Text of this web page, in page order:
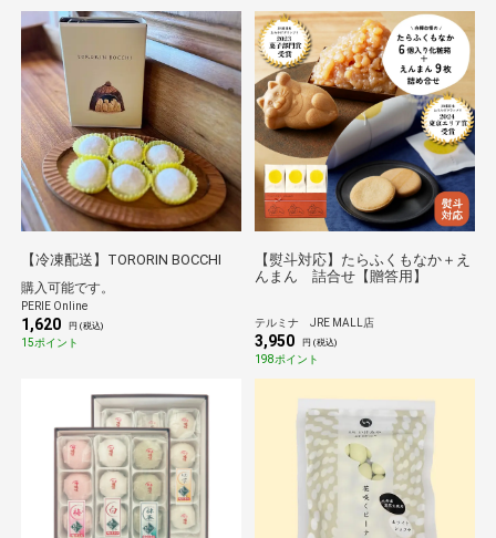
【冷凍配送】TORORIN BOCCHI
購入可能です。
PERIE Online
1,620 円 (税込)
15ポイント
【熨斗対応】たらふくもなか＋え
んまん 詰合せ【贈答用】
テルミナ JRE MALL店
3,950 円 (税込)
198ポイント